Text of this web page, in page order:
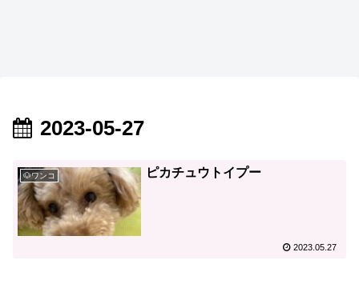
2023-05-27
🐶ワンコ ピカチュウトイプー
2023.05.27